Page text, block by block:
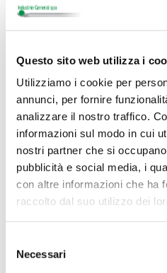
Questo sito web utilizza i
Utilizziamo i cookie per
annunci, per fornire
analizzare il nostro traffico.
informazioni sul modo in cui
nostri partner che si
pubblicità e social media, i
con altre informazioni che ha
raccolto dal suo utilizzo dei
delNecessari
ISO 9001
IATF